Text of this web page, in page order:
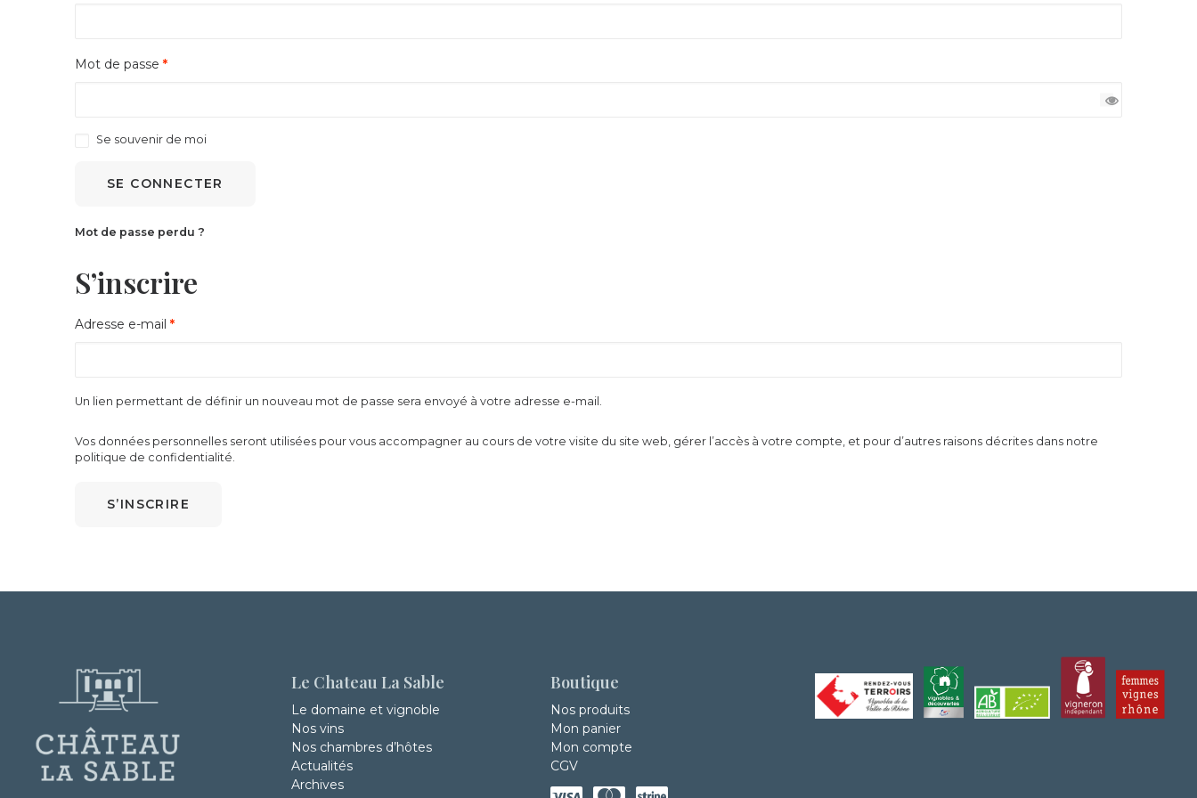
Mot de passe *Obligatoire
Se souvenir de moi
SE CONNECTER
Mot de passe perdu ?
S’inscrire
Adresse e-mail *Obligatoire
Un lien permettant de définir un nouveau mot de passe sera envoyé à votre adresse e-mail.
Vos données personnelles seront utilisées pour vous accompagner au cours de votre visite du site web, gérer l’accès à votre compte, et pour d’autres raisons décrites dans notre
politique de confidentialité.
S’INSCRIRE
Le Chateau La Sable
Le domaine et vignoble
Nos vins
Nos chambres d’hôtes
Actualités
Archives
Boutique
Nos produits
Mon panier
Mon compte
CGV